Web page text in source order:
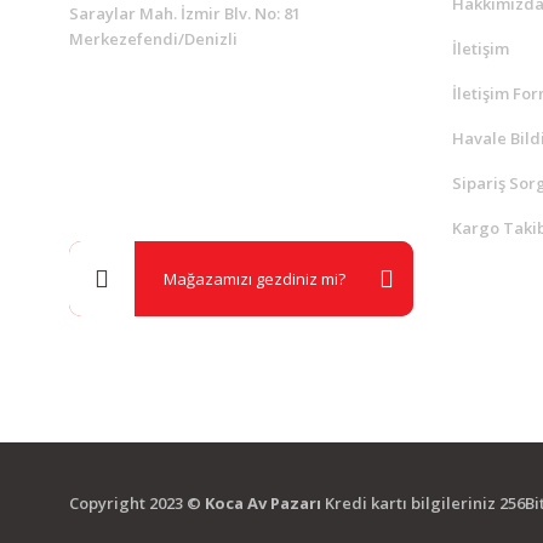
Saraylar Mah. İzmir Blv. No: 81
Merkezefendi/Denizli
Mağazamızı gezdiniz mi?
İletişim
İletişim
Havale
Sipariş
Kargo
Copyright 2023 © Koca Av Pazarı Kredi kartı bilgileriniz